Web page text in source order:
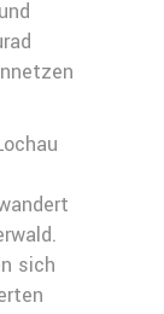
sich